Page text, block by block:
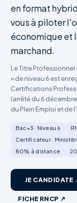
en format
vous à piloter
économique et
marchand.
Le Titre
» de niveau 6 est
Certifications
(arrêté du 6
du Plein Emploi et de
Bac+3 · Niveau 6
Certificateur :
80% à distance
JE CANDIDATE
FICHE RNCP ↗